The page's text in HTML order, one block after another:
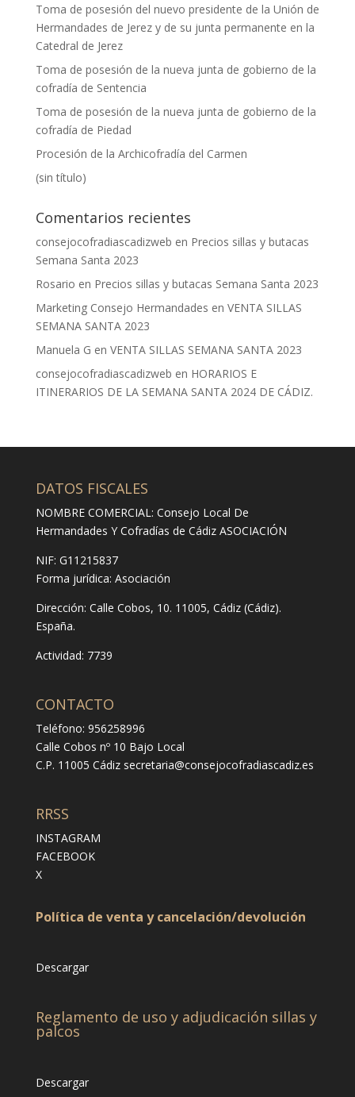
Toma de posesión del nuevo presidente de la Unión de
Hermandades de Jerez y de su junta permanente en la
Catedral de Jerez
Toma de posesión de la nueva junta de gobierno de la
cofradía de Sentencia
Toma de posesión de la nueva junta de gobierno de la
cofradía de Piedad
Procesión de la Archicofradía del Carmen
(sin título)
Comentarios recientes
consejocofradiascadizweb en Precios sillas y butacas
Semana Santa 2023
Rosario en Precios sillas y butacas Semana Santa 2023
Marketing Consejo Hermandades en VENTA SILLAS
SEMANA SANTA 2023
Manuela G en VENTA SILLAS SEMANA SANTA 2023
consejocofradiascadizweb en HORARIOS E
ITINERARIOS DE LA SEMANA SANTA 2024 DE CÁDIZ.
DATOS FISCALES
NOMBRE COMERCIAL: Consejo Local De
Hermandades Y Cofradías de Cádiz ASOCIACIÓN
NIF: G11215837
Forma jurídica: Asociación
Dirección: Calle Cobos, 10. 11005, Cádiz (Cádiz).
España.
Actividad: 7739
CONTACTO
Teléfono: 956258996
Calle Cobos nº 10 Bajo Local
C.P. 11005 Cádiz secretaria@consejocofradiascadiz.es
RRSS
INSTAGRAM
FACEBOOK
X
Política de venta y cancelación/devolución
Descargar
Reglamento de uso y adjudicación sillas y
palcos
Descargar